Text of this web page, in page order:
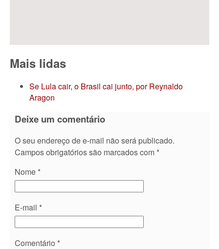
Mais lidas
Se Lula cair, o Brasil cai junto, por Reynaldo
Aragon
Deixe um comentário
O seu endereço de e-mail não será publicado.
Campos obrigatórios são marcados com *
Nome *
E-mail *
Comentário *